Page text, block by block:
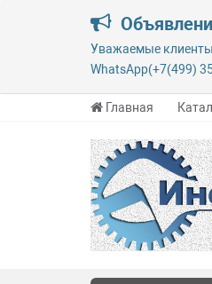
Уважаемые
WhatsApp(+7(499)
Главная